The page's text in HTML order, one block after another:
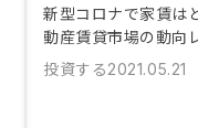
新型コロナで家賃は
動産賃貸市場の動向
投資する2021.05.21